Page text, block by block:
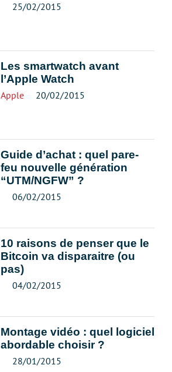
25/02/2015
Les smartwatch avant
l’Apple Watch
Apple 20/02/2015
Guide d’achat : quel pare-
feu nouvelle génération
“UTM/NGFW” ?
06/02/2015
10 raisons de penser que le
Bitcoin va disparaitre (ou
pas)
04/02/2015
Montage vidéo : quel logiciel
abordable choisir ?
28/01/2015